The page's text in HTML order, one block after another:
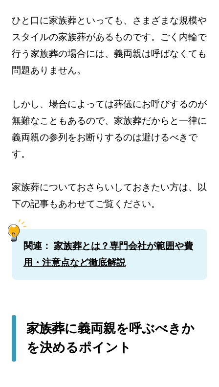
ひと口に家族葬といっても、さまざまな規模や
スタイルの家族葬があるものです。ごく内輪で
行う家族葬の場合には、義両親は呼ばなくても
問題ありません。
しかし、場合によっては葬儀にお呼びするのが
無難なこともあるので、家族葬だからと一律に
義両親の参列をお断りするのは避けるべきで
す。
家族葬についておさらいしておきたい方は、以
下の記事もあわせてご覧ください。
関連： 家族葬とは？専門会社が範囲や費
用・注意点など徹底解説
家族葬に義両親を呼ぶべきか
を決めるポイント